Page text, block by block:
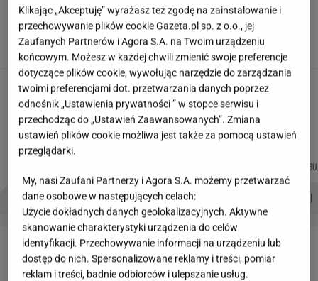
Partnerka Litewki po jego
śmierci: Niektórzy zlecieli się jak sępy
SUBSKRYPCJA
Hołownia szykuje wielki powrót? "Planują
polityczny zamach"
WIATROWSKI-
PROBLEMY POLSKICH SIATKARZY ZNAK Z '30'
LETNIE OKAZJE
Klikając „Akceptuję” wyrażasz też zgodę na zainstalowanie i
przechowywanie plików cookie Gazeta.pl sp. z o.o., jej
Zaufanych Partnerów i Agora S.A. na Twoim urządzeniu
końcowym. Możesz w każdej chwili zmienić swoje preferencje
dotyczące plików cookie, wywołując narzędzie do zarządzania
twoimi preferencjami dot. przetwarzania danych poprzez
odnośnik „Ustawienia prywatności ” w stopce serwisu i
przechodząc do „Ustawień Zaawansowanych”. Zmiana
ustawień plików cookie możliwa jest także za pomocą ustawień
przeglądarki.
My, nasi Zaufani Partnerzy i Agora S.A. możemy przetwarzać
dane osobowe w następujących celach:
Użycie dokładnych danych geolokalizacyjnych. Aktywne
skanowanie charakterystyki urządzenia do celów
identyfikacji. Przechowywanie informacji na urządzeniu lub
dostęp do nich. Spersonalizowane reklamy i treści, pomiar
reklam i treści, badnie odbiorców i ulepszanie usług.